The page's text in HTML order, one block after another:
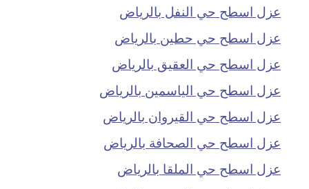
عزل اسطح حي النفل بالرياض
عزل اسطح حي حطين بالرياض
عزل اسطح حي العقيق بالرياض
عزل اسطح حي الياسمين بالرياض
عزل اسطح حي القيروان بالرياض
عزل اسطح حي الصحافة بالرياض
عزل اسطح حي الملقا بالرياض